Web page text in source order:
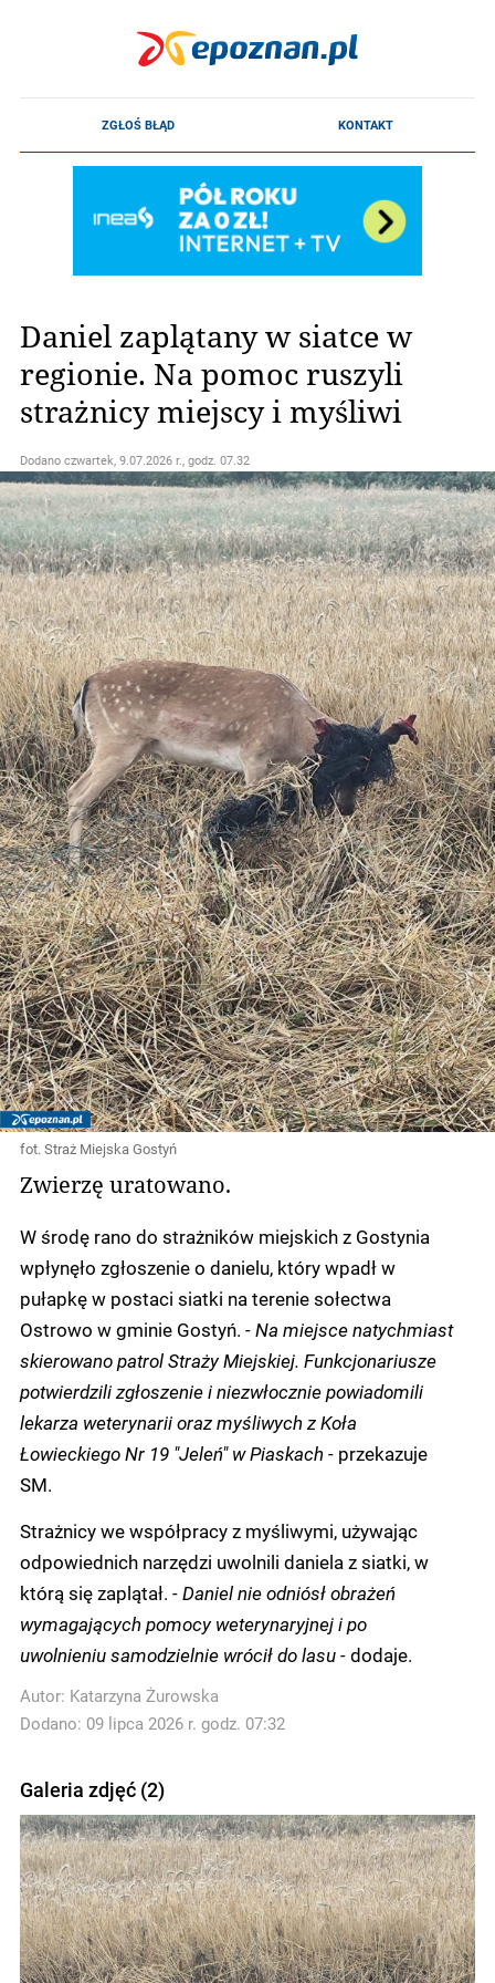
Daniel zaplątany w siatce w
regionie. Na pomoc ruszyli
strażnicy miejscy i myśliwi
Dodano czwartek, 9.07.2026 r., godz. 07.32
fot. Straż Miejska Gostyń
Zwierzę uratowano.
W środę rano do strażników miejskich z Gostynia
wpłynęło zgłoszenie o danielu, który wpadł w
pułapkę w postaci siatki na terenie sołectwa
Ostrowo w gminie Gostyń. - Na miejsce natychmiast
skierowano patrol Straży Miejskiej. Funkcjonariusze
potwierdzili zgłoszenie i niezwłocznie powiadomili
lekarza weterynarii oraz myśliwych z Koła
Łowieckiego Nr 19 "Jeleń" w Piaskach - przekazuje
SM.
Strażnicy we współpracy z myśliwymi, używając
odpowiednich narzędzi uwolnili daniela z siatki, w
którą się zaplątał. - Daniel nie odniósł obrażeń
wymagających pomocy weterynaryjnej i po
uwolnieniu samodzielnie wrócił do lasu -dodaje.
Autor: Katarzyna Żurowska
Dodano: 09 lipca 2026 r. godz. 07:32
Galeria zdjęć (2)